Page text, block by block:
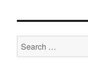
Search
for: